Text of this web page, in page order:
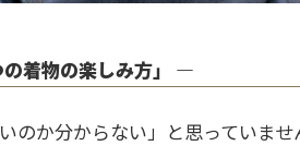
着物の楽しみ方」 ―
か分からない」と思っていま